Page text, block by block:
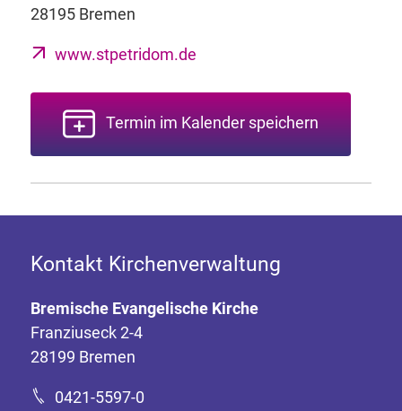
28195 Bremen
www.stpetridom.de
Termin im Kalender speichern
Kontakt Kirchenverwaltung
Bremische Evangelische Kirche
Franziuseck 2-4
28199 Bremen
0421-5597-0